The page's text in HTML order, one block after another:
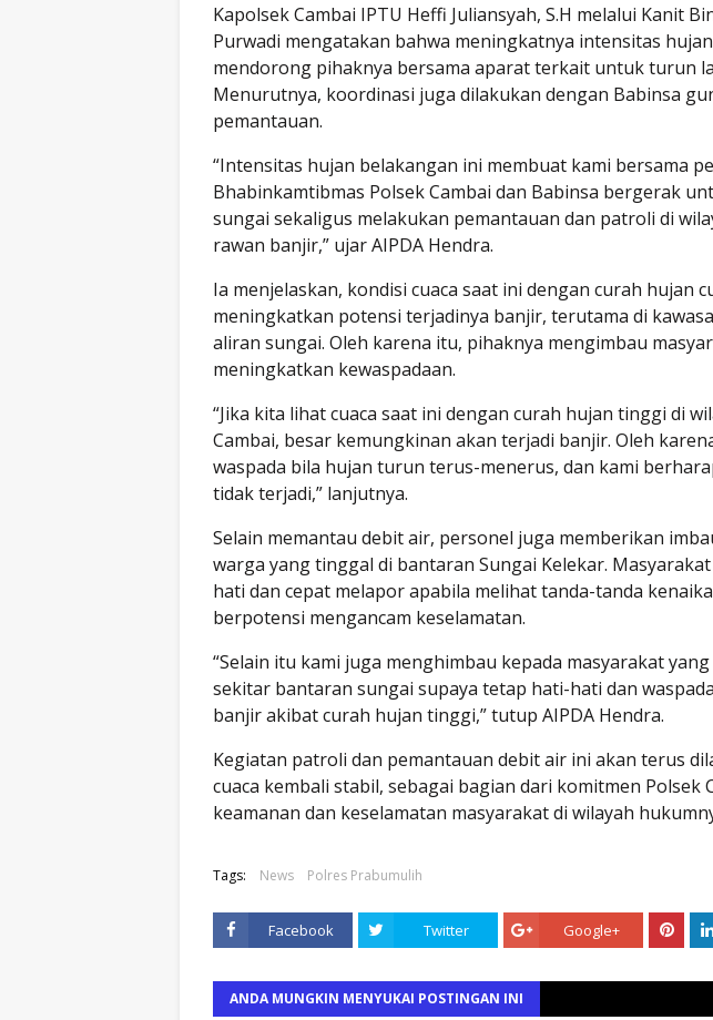
Kapolsek Cambai IPTU Heffi Juliansyah, S.H melalui Kanit
Purwadi mengatakan bahwa meningkatnya intensitas
mendorong pihaknya bersama aparat terkait untuk turun
Menurutnya, koordinasi juga dilakukan dengan Babinsa
pemantauan.
“Intensitas hujan belakangan ini membuat kami bersama
Bhabinkamtibmas Polsek Cambai dan Babinsa bergerak
sungai sekaligus melakukan pemantauan dan patroli di
rawan banjir,” ujar AIPDA Hendra.
Ia menjelaskan, kondisi cuaca saat ini dengan curah hujan
meningkatkan potensi terjadinya banjir, terutama di
aliran sungai. Oleh karena itu, pihaknya mengimbau
meningkatkan kewaspadaan.
“Jika kita lihat cuaca saat ini dengan curah hujan tinggi di
Cambai, besar kemungkinan akan terjadi banjir. Oleh
waspada bila hujan turun terus-menerus, dan kami
tidak terjadi,” lanjutnya.
Selain memantau debit air, personel juga memberikan
warga yang tinggal di bantaran Sungai Kelekar.
hati dan cepat melapor apabila melihat tanda-tanda
berpotensi mengancam keselamatan.
“Selain itu kami juga menghimbau kepada masyarakat
sekitar bantaran sungai supaya tetap hati-hati dan
banjir akibat curah hujan tinggi,” tutup AIPDA Hendra.
Kegiatan patroli dan pemantauan debit air ini akan terus
cuaca kembali stabil, sebagai bagian dari komitmen Polsek
keamanan dan keselamatan masyarakat di wilayah
Tags: News Polres Prabumulih
Facebook Twitter Google+
ANDA MUNGKIN MENYUKAI POSTINGAN INI